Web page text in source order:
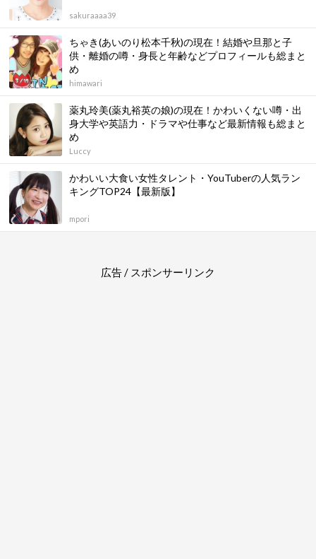
sakuraaaa39
ちゃき(あいのり松本千秋)の現在！結婚や旦那と子
供・離婚の噂・身長と年齢などプロフィールも総まと
め
himawari
薬丸玲美(薬丸裕英の娘)の現在！かわいくない噂・出
身大学や英語力・ドラマや仕事など最新情報も総まと
め
Luccy
かわいい大食い女性タレント・YouTuberの人気ラン
キングTOP24【最新版】
mpori
広告 / スポンサーリンク